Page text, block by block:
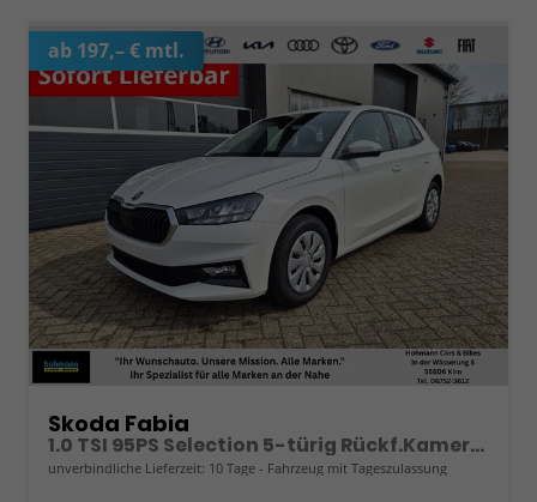
ab 197,– € mtl.
Skoda Fabia
1.0 TSI 95PS Selection 5-türig Rückf.Kamera Parksensoren Sitzheizung Multifunktionslenkrad Klima Skoda-Radio Bluetooth Touchscreen Tempomat Nebelsch. Apple CarPlay + Android Auto
unverbindliche Lieferzeit: 10 Tage Fahrzeug mit Tageszulassung